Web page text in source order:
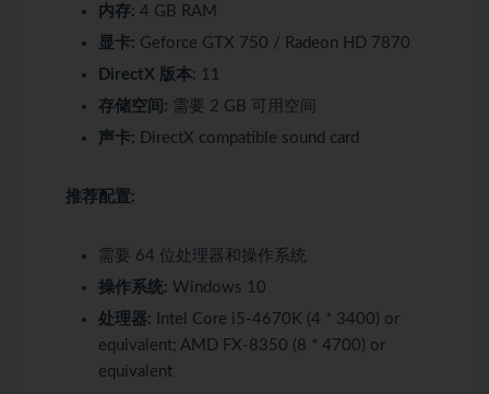
内存: 4 GB RAM
显卡: Geforce GTX 750 / Radeon HD 7870
DirectX 版本: 11
存储空间: 需要 2 GB 可用空间
声卡: DirectX compatible sound card
推荐配置:
需要 64 位处理器和操作系统
操作系统: Windows 10
处理器: Intel Core i5-4670K (4 * 3400) or
equivalent; AMD FX-8350 (8 * 4700) or
equivalent